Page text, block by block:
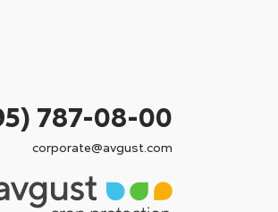
787-08-00
corporate@avgust.com